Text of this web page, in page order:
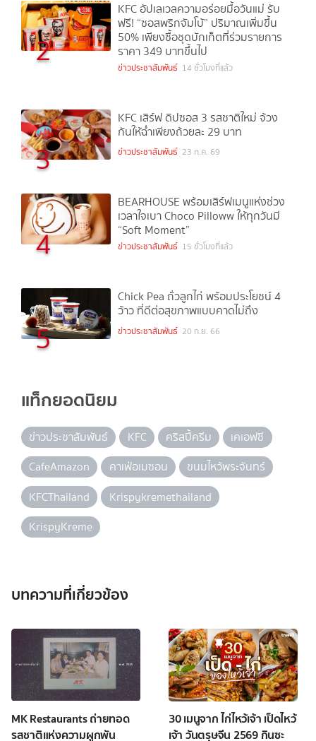
2
KFC อัปเลเวลความอร่อยมื้อวันแม่ รับ
ฟรี! “ซอสพริกจัมโบ้” ปริมาณเพิ่มขึ้น
50% เพียงซื้อชุดบักเก็ตที่ร่วมรายการ
ราคา 349 บาทขึ้นไป
ข่าวประชาสัมพันธ์ 14 ชั่วโมงที่แล้ว
3
KFC เสิร์ฟ ดิปซอส 3 รสชาติใหม่ จ้วง
กันให้ฉ่ำเพียงถ้วยละ 29 บาท
ข่าวประชาสัมพันธ์ 23 ก.ค. 69
4
BEARHOUSE พร้อมเสิร์ฟเมนูแห่งช่วง
เวลาใจเบา Choco Pilloww ให้ทุกวันมี
“Soft Moment”
ข่าวประชาสัมพันธ์ 15 ชั่วโมงที่แล้ว
5
Chick Pea ถั่วลูกไก่ พร้อมประโยชน์ 4
ว้าว ที่ดีต่อสุขภาพแบบคาดไม่ถึง
ข่าวประชาสัมพันธ์ 20 ก.ย. 66
แท็กยอดนิยม
ข่าวประชาสัมพันธ์ KFC คริสปี้ครีม
เคเอฟซี
CafeAmazon
คาเฟ่อเมซอน
ขนมไหว้พระจันทร์
KFCThailand
Krispykremethailand
KrispyKreme
บทความที่เกี่ยวข้อง
MK Restaurants ถ่ายทอด
รสชาติแห่งความผูกพัน
30 เมนูจาก ไก่ไหว้เจ้า เป็ดไหว้
เจ้า วันตรุษจีน 2569 กินซะ